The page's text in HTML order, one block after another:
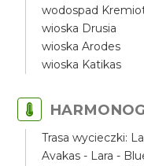
wodospad
wioska Drusia
wioska Arodes
wioska Katikas
Trasa wycieczki:
Avakas - Lara -